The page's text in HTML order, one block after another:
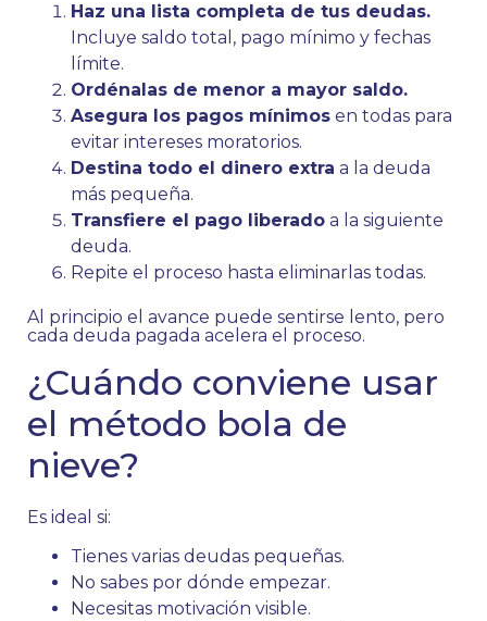
Haz una lista completa de tus deudas.
Incluye saldo total, pago mínimo y fechas
límite.
Ordénalas de menor a mayor saldo.
Asegura los pagos mínimos en todas para
evitar intereses moratorios.
Destina todo el dinero extra a la deuda
más pequeña.
Transfiere el pago liberado a la siguiente
deuda.
Repite el proceso hasta eliminarlas todas.
Al principio el avance puede sentirse lento, pero
cada deuda pagada acelera el proceso.
¿Cuándo conviene usar
el método bola de
nieve?
Es ideal si:
Tienes varias deudas pequeñas.
No sabes por dónde empezar.
Necesitas motivación visible.